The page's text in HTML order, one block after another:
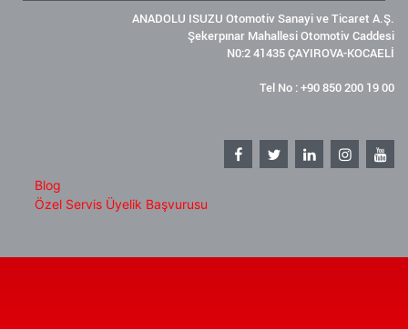
ANADOLU ISUZU Otomotiv Sanayi ve Ticaret A.Ş.
Şekerpınar Mahallesi Otomotiv Caddesi
N0:2 41435 ÇAYIROVA-KOCAELİ
Tel No : +90 850 200 19 00
Blog
Özel Servis Üyelik Başvurusu